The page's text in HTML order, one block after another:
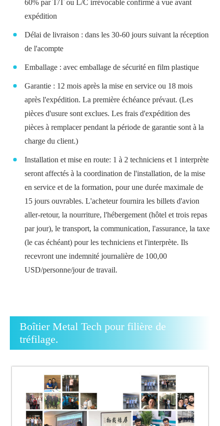
60% par T/T ou L/C irrévocable confirmé à vue avant
expédition
Délai de livraison : dans les 30-60 jours suivant la réception
de l'acompte
Emballage : avec emballage de sécurité en film plastique
Garantie : 12 mois après la mise en service ou 18 mois
après l'expédition. La première échéance prévaut. (Les
pièces d'usure sont exclues. Les frais d'expédition des
pièces à remplacer pendant la période de garantie sont à la
charge du client.)
Installation et mise en route: 1 à 2 techniciens et 1 interprète
seront affectés à la coordination de l'installation, de la mise
en service et de la formation, pour une durée maximale de
15 jours ouvrables. L'acheteur fournira les billets d'avion
aller-retour, la nourriture, l'hébergement (hôtel et trois repas
par jour), le transport, la communication, l'assurance, la taxe
(le cas échéant) pour les techniciens et l'interprète. Ils
recevront une indemnité journalière de 100,00
USD/personne/jour de travail.
Boîtier Metal Tech pour filière de
tréfilage.